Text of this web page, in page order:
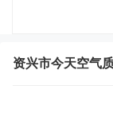
资兴市今天空气